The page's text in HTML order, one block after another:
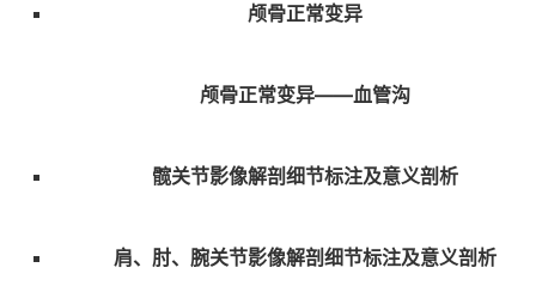
颅骨正常变异
颅骨正常变异——血管沟
髋关节影像解剖细节标注及意义剖析
肩、肘、腕关节影像解剖细节标注及意义剖析